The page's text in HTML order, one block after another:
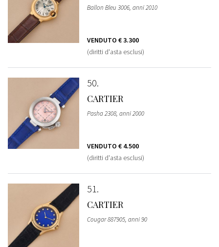
Ballon Bleu 3006, anni 2010
VENDUTO € 3.300
(diritti d'asta esclusi)
50
CARTIER
Pasha 2308, anni 2000
VENDUTO € 4.500
(diritti d'asta esclusi)
51
CARTIER
Cougar 887905, anni 90